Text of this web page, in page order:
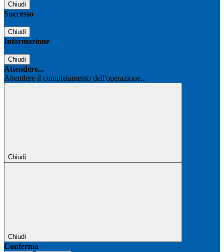
Chiudi
Successo
Chiudi
Informazione
Chiudi
Attendere...
Attendere il completamento dell'operazione...
Chiudi
Chiudi
Conferma